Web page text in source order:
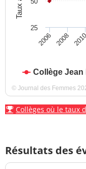
Collège Jean
2006 2008 2010
25
© Journal des Femmes
Collèges où le taux
Résultats des